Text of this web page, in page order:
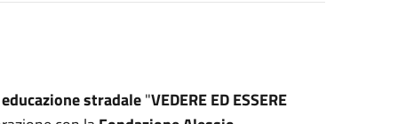
educazione stradale"VEDERE ED ESSERE